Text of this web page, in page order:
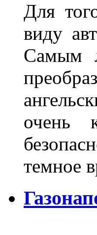
Для
виду
Самым
очень
темное